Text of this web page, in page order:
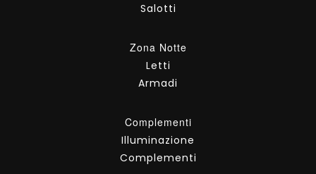
Salotti
Zona Notte
Letti
Armadi
Complementi
Illuminazione
Complementi